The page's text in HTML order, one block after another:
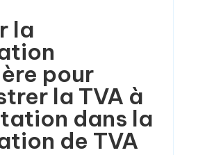
la
pour
la TVA à
dans la
de TVA